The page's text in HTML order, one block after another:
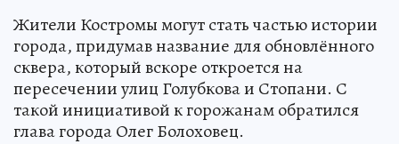
Жители Костромы могут стать частью истории
города, придумав название для обновлённого
сквера, который вскоре откроется на
пересечении улиц Голубкова и Стопани. С
такой инициативой к горожанам обратился
глава города Олег Болоховец.